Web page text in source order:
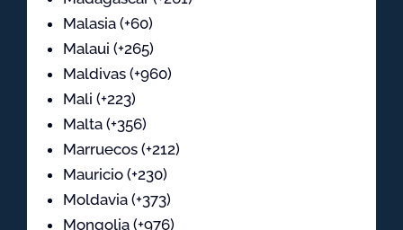
Malasia (+60)
Malaui (+265)
Maldivas (+960)
Mali (+223)
Malta (+356)
Marruecos (+212)
Mauricio (+230)
Moldavia (+373)
Mongolia (+976)